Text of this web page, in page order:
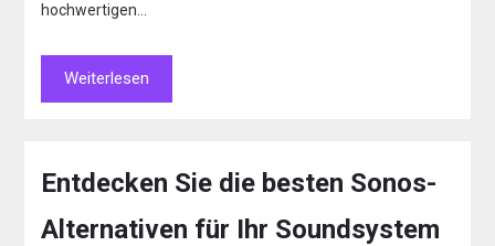
hochwertigen…
Weiterlesen
Entdecken Sie die besten Sonos-
Alternativen für Ihr Soundsystem